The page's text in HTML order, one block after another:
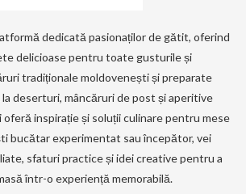
dedicată pasionaților de gătit, oferind
delicioase pentru toate gusturile și
tradiționale moldovenești și preparate
deserturi, mâncăruri de post și aperitive
oferă inspirație și soluții culinare pentru mese
bucătar experimentat sau începător, vei
sfaturi practice și idei creative pentru a
într-o experiență memorabilă.